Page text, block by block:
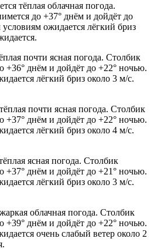
тёплая облачная погода.
до +37° днём и дойдёт до
ожидается лёгкий бриз
почти ясная погода. Столбик
+36° днём и дойдёт до +22° ночью.
лёгкий бриз около 3 м/с.
почти ясная погода. Столбик
+37° днём и дойдёт до +22° ночью.
лёгкий бриз около 4 м/с.
ясная погода. Столбик
+37° днём и дойдёт до +21° ночью.
лёгкий бриз около 3 м/с.
облачная погода. Столбик
+39° днём и дойдёт до +22° ночью.
очень слабый ветер около 2